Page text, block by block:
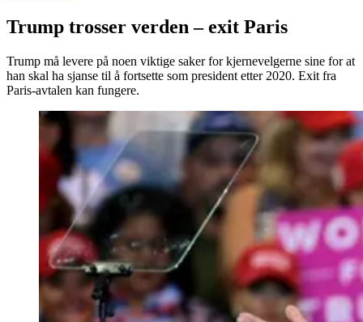
Trump trosser verden – exit Paris
Trump må levere på noen viktige saker for kjernevelgerne sine for at
han skal ha sjanse til å fortsette som president etter 2020. Exit fra
Paris-avtalen kan fungere.